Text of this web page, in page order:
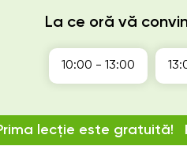
lecție este gratuită!
La ce oră vă
10:00 - 13:00